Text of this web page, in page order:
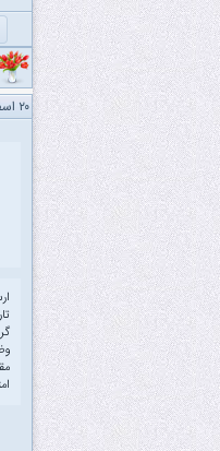
۲۰ اسفند ۱۳۹۱, ۰۴:۳۴ ب.ظ